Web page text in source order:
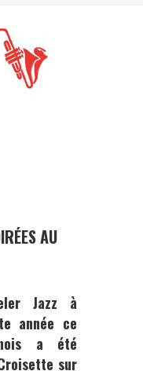
AU
Jazz à
année ce
a été
sur